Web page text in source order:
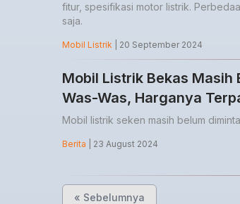
fitur, spesifikasi motor listrik.
saja.
Mobil Listrik | 20 September 2024
Mobil Listrik Bekas Masih
Was-Was, Harganya
Mobil listrik seken masih belum
Berita | 23 August 2024
« Sebelumnya